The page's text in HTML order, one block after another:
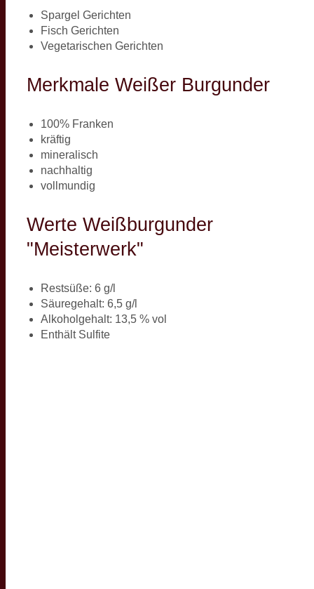
Spargel Gerichten
Fisch Gerichten
Vegetarischen Gerichten
Merkmale Weißer Burgunder
100% Franken
kräftig
mineralisch
nachhaltig
vollmundig
Werte Weißburgunder
"Meisterwerk"
Restsüße: 6 g/l
Säuregehalt: 6,5 g/l
Alkoholgehalt: 13,5 % vol
Enthält Sulfite